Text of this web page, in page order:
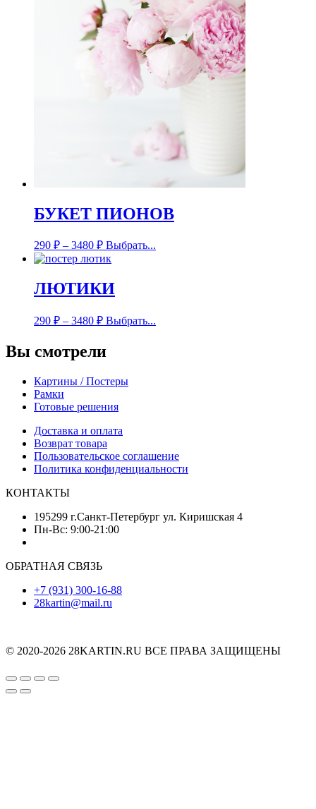
БУКЕТ ПИОНОВ
290 ₽ – 3480 ₽ Выбрать...
ЛЮТИКИ
290 ₽ – 3480 ₽ Выбрать...
Вы смотрели
Картины / Постеры
Рамки
Готовые решения
Доставка и оплата
Возврат товара
Пользовательское соглашение
Политика конфиденциальности
КОНТАКТЫ
195299 г.Санкт-Петербург ул. Киришская 4
Пн-Вс: 9:00-21:00
ОБРАТНАЯ СВЯЗЬ
+7 (931) 300-16-88
28kartin@mail.ru
© 2020-2026 28KARTIN.RU ВСЕ ПРАВА ЗАЩИЩЕНЫ